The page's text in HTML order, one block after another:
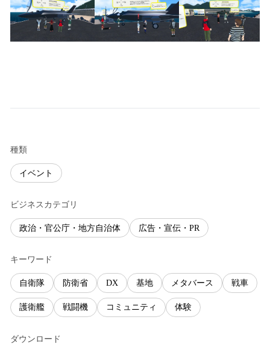
種類
イベント
ビジネスカテゴリ
政治・官公庁・地方自治体 広告・宣伝・PR
キーワード
自衛隊 防衛省 DX 基地 メタバース 戦車
護衛艦 戦闘機 コミュニティ 体験
ダウンロード